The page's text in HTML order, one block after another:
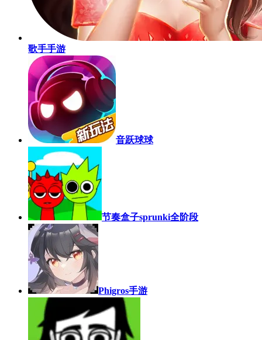
歌手手游
音跃球球
节奏盒子sprunki全阶段
Phigros手游